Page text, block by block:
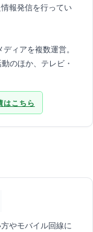
報発信を行ってい
ィアを複数運営。
のほか、テレビ・
はこちら
やモバイル回線に